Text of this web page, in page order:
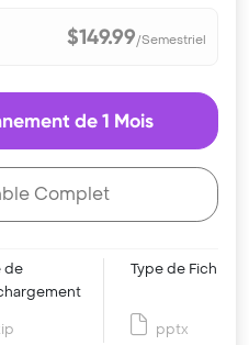
$149.99/Semestriel
de 1 Mois
Complet
de
Type de Fichier
pptx